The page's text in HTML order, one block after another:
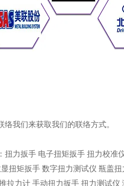
络我们来获取我们的联络方式。
扭力扳手 电子扭矩扳手 扭力校准
扭矩扳手 数字扭力测试仪 瓶盖扭
拉力计 手动扭力扳手 扭力测试仪